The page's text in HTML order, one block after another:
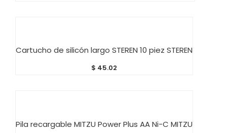
Cartucho de silicón largo STEREN 10 piez STEREN
$ 45.02
Pila recargable MITZU Power Plus AA Ni-C MITZU